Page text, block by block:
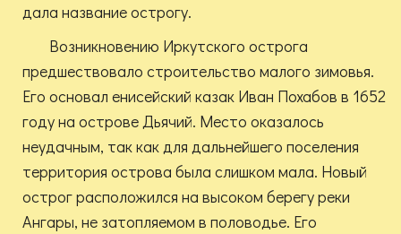
дала название острогу.
Возникновению Иркутского острога
предшествовало строительство малого зимовья.
Его основал енисейский казак Иван Похабов в 1652
году на острове Дьячий. Место оказалось
неудачным, так как для дальнейшего поселения
территория острова была слишком мала. Новый
острог расположился на высоком берегу реки
Ангары, не затопляемом в половодье. Его